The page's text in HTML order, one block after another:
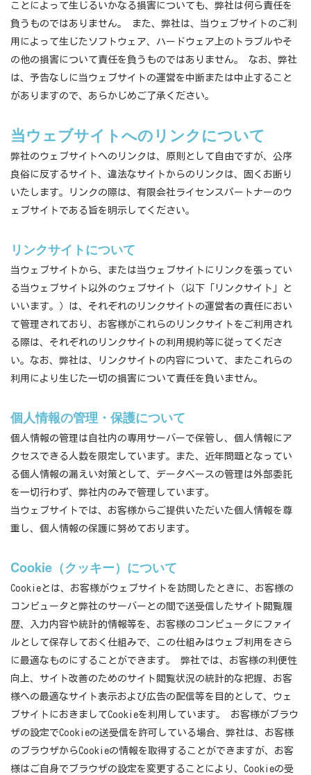
ことによって生じるいかなる損害についても、弊社は何ら責任を
負うものではありません。 また、弊社は、当ウェブサイトのご利
用によって生じたソフトウェア、ハードウェア上のトラブルやそ
の他の損害について責任を負うものではありません。 なお、弊社
は、予告なしに当ウェブサイトの運営を中断または中止すること
がありますので、あらかじめご了承ください。
当ウェブサイトへのリンクについて
弊社のウェブサイトへのリンクは、原則として自由ですが、公序
良俗に反するサイト、違法なサイトからのリンクは、固くお断り
いたします。リンクの際は、有限会社ライセンスパートナーのウ
ェブサイトである旨を明示してください。
リンクサイトについて
当ウェブサイトから、または当ウェブサイトにリンクを張ってい
る当ウェブサイト以外のウェブサイト（以下「リンクサイト」と
いいます。）は、それぞれのリンクサイトの運営者の責任におい
て管理されており、お客様がこれらのリンクサイトをご利用され
る際は、それぞれのリンクサイトの利用規約等に従ってくださ
い。なお、弊社は、リンクサイトの内容について、またこれらの
利用により生じた一切の損害について責任を負いません。
個人情報の管理・保護について
個人情報の管理は自社内の専用サーバーで保管し、個人情報にア
クセスできる人数を限定しています。また、近年問題となってい
る個人情報の漏えい対策として、データベースの管理は外部委託
を一切行わず、弊社内のみで管理しています。
当ウェブサイトでは、お客様からご提供いただいた個人情報を尊
重し、個人情報の保護に努めております。
Cookie（クッキー）について
Cookieとは、お客様がウェブサイトを訪問したときに、お客様の
コンピュータと弊社のサーバーとの間で送受信したサイト閲覧履
歴、入力内容や統計的情報等を、お客様のコンピュータにファイ
ルとして保存しておく仕組みで、この仕組みはウェブ利用をさら
に最適なものにすることができます。 弊社では、お客様の利便性
向上、サイト改善のためのサイト閲覧状況の統計的な把握、お客
様への最適なサイト表示および広告の配信等を目的として、ウェ
ブサイトにおきましてCookieを利用しています。 お客様がブラウ
ザの設定でCookieの送受信を許可している場合、弊社は、お客様
のブラウザからCookieの情報を取得することができますが、お客
様はご自身でブラウザの設定を変更することにより、Cookieの受